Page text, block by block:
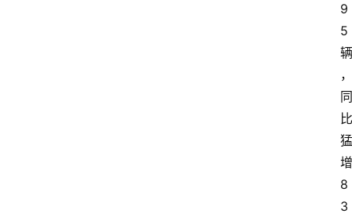
9
5
辆
，
同
比
猛
增
8
3